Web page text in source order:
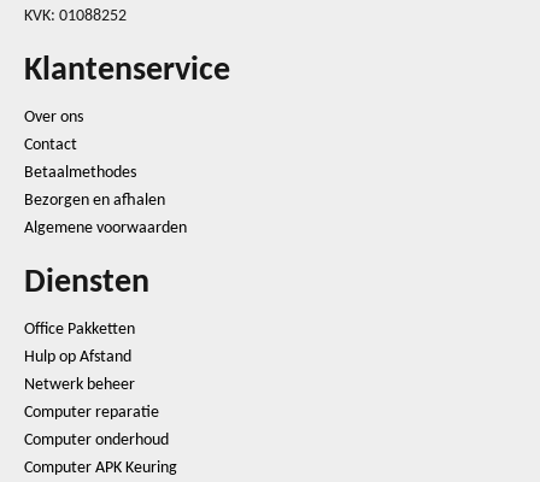
KVK: 01088252
Klantenservice
Over ons
Contact
Betaalmethodes
Bezorgen en afhalen
Algemene voorwaarden
Diensten
Office Pakketten
Hulp op Afstand
Netwerk beheer
Computer reparatie
Computer onderhoud
Computer APK Keuring